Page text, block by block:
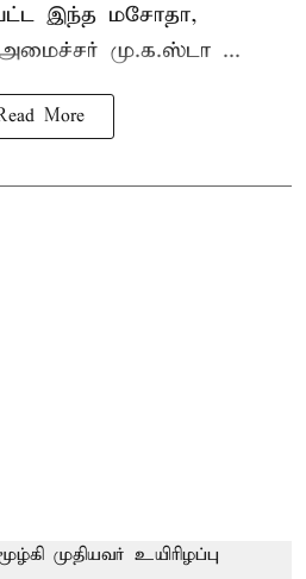
இந்த மசோதா,
மு.க.ஸ்டா ...
More